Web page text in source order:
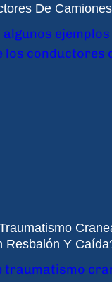
De
Resbalón Y